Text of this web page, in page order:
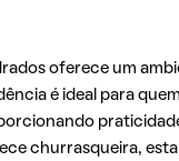
oferece um
é ideal para
churrasqueira,